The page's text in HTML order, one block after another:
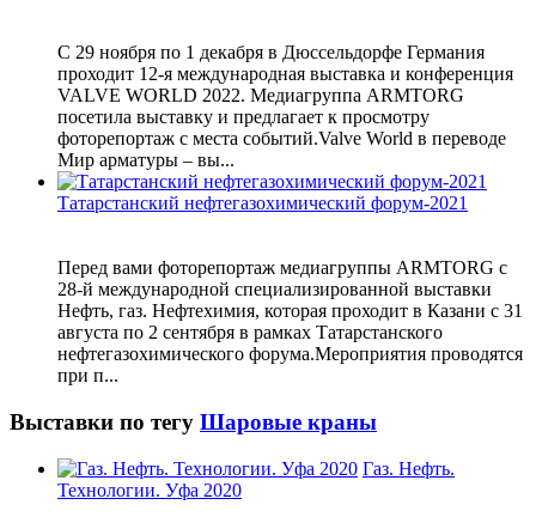
С 29 ноября по 1 декабря в Дюссельдорфе Германия
проходит 12-я международная выставка и конференция
VALVE WORLD 2022. Медиагруппа ARMTORG
посетила выставку и предлагает к просмотру
фоторепортаж с места событий.Valve World в переводе
Мир арматуры – вы...
Татарстанский нефтегазохимический форум-2021
Перед вами фоторепортаж медиагруппы ARMTORG с
28-й международной специализированной выставки
Нефть, газ. Нефтехимия, которая проходит в Казани с 31
августа по 2 сентября в рамках Татарстанского
нефтегазохимического форума.Мероприятия проводятся
при п...
Выставки по тегу Шаровые краны
Газ. Нефть.
Технологии. Уфа 2020